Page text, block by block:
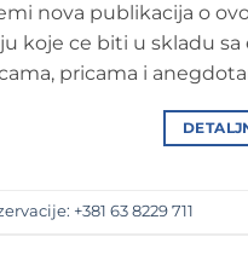
nova publikacija o
koje ce biti u skladu
pricama i
+381 63 8229 711